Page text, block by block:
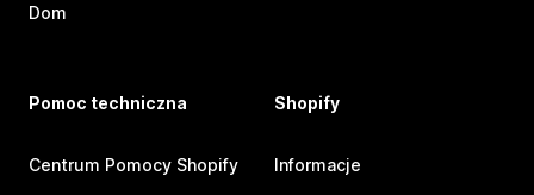
Dom
Pomoc techniczna
Centrum Pomocy Shopify
Shopify
Informacje